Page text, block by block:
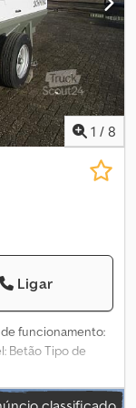
R22.5 Eixo 4:
kg
1 / 8
Ligar
de funcionamento:
Betão Tipo de